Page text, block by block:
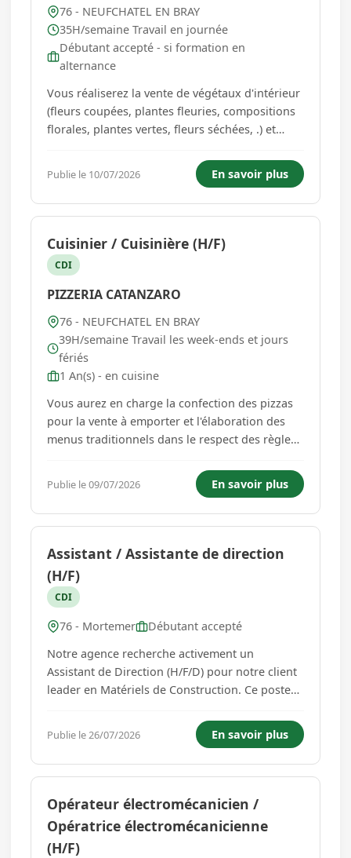
76 - NEUFCHATEL EN BRAY
35H/semaine Travail en journée
Débutant accepté - si formation en
alternance
Vous réaliserez la vente de végétaux d'intérieur
(fleurs coupées, plantes fleuries, compositions
florales, plantes vertes, fleurs séchées, .) et
décorations de jardinerie (pots, vases.). Vous
réaliserez des décorations à l'occasion
d'évènements...
Publie le 10/07/2026 En savoir plus
Cuisinier / Cuisinière (H/F)
CDI
PIZZERIA CATANZARO
76 - NEUFCHATEL EN BRAY
39H/semaine Travail les week-ends et jours
fériés
1 An(s) - en cuisine
Vous aurez en charge la confection des pizzas
pour la vente à emporter et l'élaboration des
menus traditionnels dans le respect des règles
première expérience en tant que pizzaiolo(a)
serait un plus mais une formation en interne
est envisageable si b...
Publie le 09/07/2026 En savoir plus
Assistant / Assistante de direction
(H/F)
CDI
76 - Mortemer
Débutant accepté
Notre agence recherche activement un
Assistant de Direction (H/F/D) pour notre client
leader en Matériels de Construction. Ce poste
permettra, en véritable collaborateur de la
Direction, de traiter différents pôles. Vos
missions principales : - Administrat...
Publie le 26/07/2026 En savoir plus
Opérateur électromécanicien /
Opératrice électromécanicienne
(H/F)